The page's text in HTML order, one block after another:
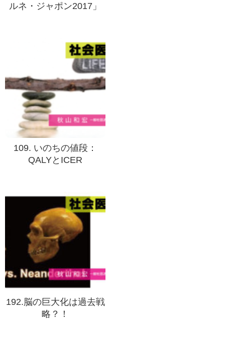
ルネ・ジャポン2017」
109. いのちの値段：
QALYとICER
192.脳の巨大化は過去戦
略？！